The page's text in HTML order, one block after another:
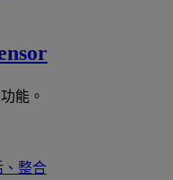
能。
、整合